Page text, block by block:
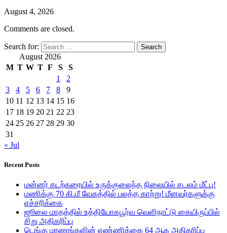
August 4, 2026
Comments are closed.
Search for:
August 2026
M T W T F S
S
1
2
3
4 5 6 7 8
9
10 11 12 13 14 15 16
17 18 19 20 21 22 23
24 25 26 27 28 29 30
31
« Jul
Recent Posts
மன்னர் கடற்கரையில் உருக்குலைந்த நிலையில் சடலம் மீட்பு!
மணிக்கு 70 கி.மீ வேகத்தில் பலத்த காற்று! மீனவர்களுக்கு
எச்சரிக்கை
ஜூலை மாதத்தில் உத்தியோகபூர்வ வெளிநாட்டு கையிருப்பில்
சிறு அதிகரிப்பு
டெங்கு மரணங்களின் எண்ணிக்கை 64 ஆக அதிகரிப்பு